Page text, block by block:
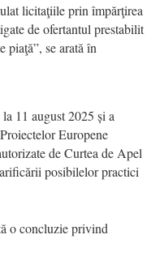
licitaţiile prin împărţirea
de ofertantul prestabilit
piaţă”, se arată în
11 august 2025 și a
Europene
de Curtea de Apel
posibilelor practici
o concluzie privind